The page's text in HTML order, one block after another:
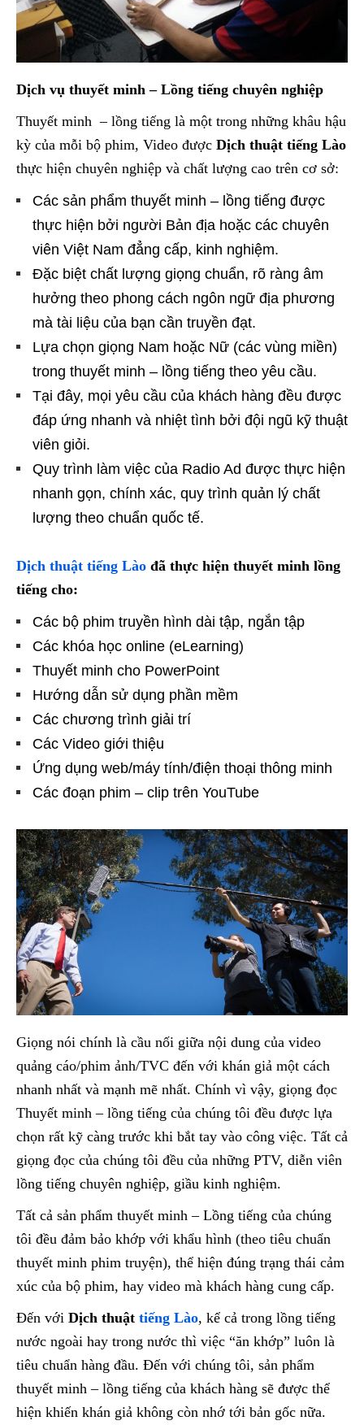
Dịch vụ thuyết minh – Lồng tiếng chuyên nghiệp
Thuyết minh – lồng tiếng là một trong những khâu hậu
kỳ của mỗi bộ phim, Video được Dịch thuật tiếng Lào
thực hiện chuyên nghiệp và chất lượng cao trên cơ sở:
Các sản phẩm thuyết minh – lồng tiếng được
thực hiện bởi người Bản địa hoặc các chuyên
viên Việt Nam đẳng cấp, kinh nghiệm.
Đặc biệt chất lượng giọng chuẩn, rõ ràng âm
hưởng theo phong cách ngôn ngữ địa phương
mà tài liệu của bạn cần truyền đạt.
Lựa chọn giọng Nam hoặc Nữ (các vùng miền)
trong thuyết minh – lồng tiếng theo yêu cầu.
Tại đây, mọi yêu cầu của khách hàng đều được
đáp ứng nhanh và nhiệt tình bởi đội ngũ kỹ thuật
viên giỏi.
Quy trình làm việc của Radio Ad được thực hiện
nhanh gọn, chính xác, quy trình quản lý chất
lượng theo chuẩn quốc tế.
Dịch thuật tiếng Lào đã thực hiện thuyết minh lồng
tiếng cho:
Các bộ phim truyền hình dài tập, ngắn tập
Các khóa học online (eLearning)
Thuyết minh cho PowerPoint
Hướng dẫn sử dụng phần mềm
Các chương trình giải trí
Các Video giới thiệu
Ứng dụng web/máy tính/điện thoại thông minh
Các đoạn phim – clip trên YouTube
Giọng nói chính là cầu nối giữa nội dung của video
quảng cáo/phim ảnh/TVC đến với khán giả một cách
nhanh nhất và mạnh mẽ nhất. Chính vì vậy, giọng đọc
Thuyết minh – lồng tiếng của chúng tôi đều được lựa
chọn rất kỹ càng trước khi bắt tay vào công việc. Tất cả
giọng đọc của chúng tôi đều của những PTV, diễn viên
lồng tiếng chuyên nghiệp, giầu kinh nghiệm.
Tất cả sản phẩm thuyết minh – Lồng tiếng của chúng
tôi đều đảm bảo khớp với khẩu hình (theo tiêu chuẩn
thuyết minh phim truyện), thể hiện đúng trạng thái cảm
xúc của bộ phim, hay video mà khách hàng cung cấp.
Đến với Dịch thuật tiếng Lào, kể cả trong lồng tiếng
nước ngoài hay trong nước thì việc “ăn khớp” luôn là
tiêu chuẩn hàng đầu. Đến với chúng tôi, sản phẩm
thuyết minh – lồng tiếng của khách hàng sẽ được thể
hiện khiến khán giả không còn nhớ tới bản gốc nữa.